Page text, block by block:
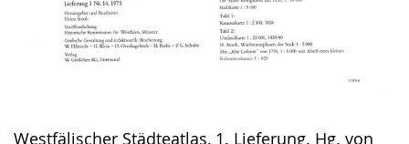
Westfälischer Städteatlas, 1. Lieferung. Hg. von